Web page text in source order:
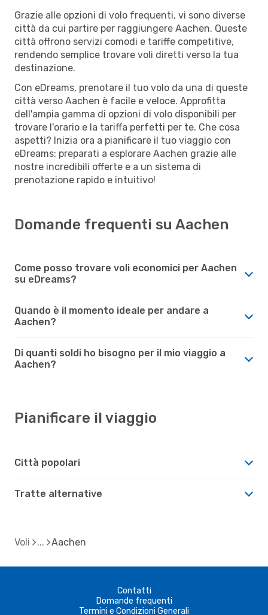
Grazie alle opzioni di volo frequenti, vi sono diverse
città da cui partire per raggiungere Aachen. Queste
città offrono servizi comodi e tariffe competitive,
rendendo semplice trovare voli diretti verso la tua
destinazione.
Con eDreams, prenotare il tuo volo da una di queste
città verso Aachen è facile e veloce. Approfitta
dell'ampia gamma di opzioni di volo disponibili per
trovare l'orario e la tariffa perfetti per te. Che cosa
aspetti? Inizia ora a pianificare il tuo viaggio con
eDreams: preparati a esplorare Aachen grazie alle
nostre incredibili offerte e a un sistema di
prenotazione rapido e intuitivo!
Domande frequenti su Aachen
Come posso trovare voli economici per Aachen
su eDreams?
Quando è il momento ideale per andare a
Aachen?
Di quanti soldi ho bisogno per il mio viaggio a
Aachen?
Pianificare il viaggio
Città popolari
Tratte alternative
Voli Aachen
Contatti
Domande frequenti
Termini e Condizioni Generali